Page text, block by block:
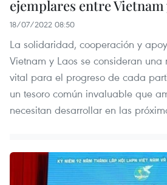
ejemplares entre Vietnam
18/07/2022 08:50
La solidaridad, cooperación y
Vietnam y Laos se consideran
vital para el progreso de cada
un tesoro común invaluable que
necesitan desarrollar en las